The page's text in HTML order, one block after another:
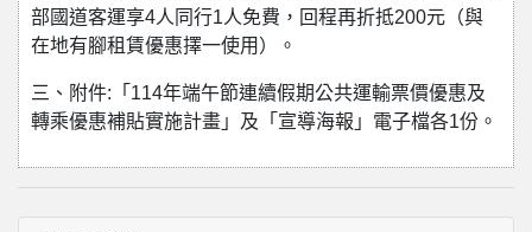
部國道客運享4人同行1人免費，回程再折抵200元（與
在地有腳租賃優惠擇一使用）。
三、附件:「114年端午節連續假期公共運輸票價優惠及
轉乘優惠補貼實施計畫」及「宣導海報」電子檔各1份。